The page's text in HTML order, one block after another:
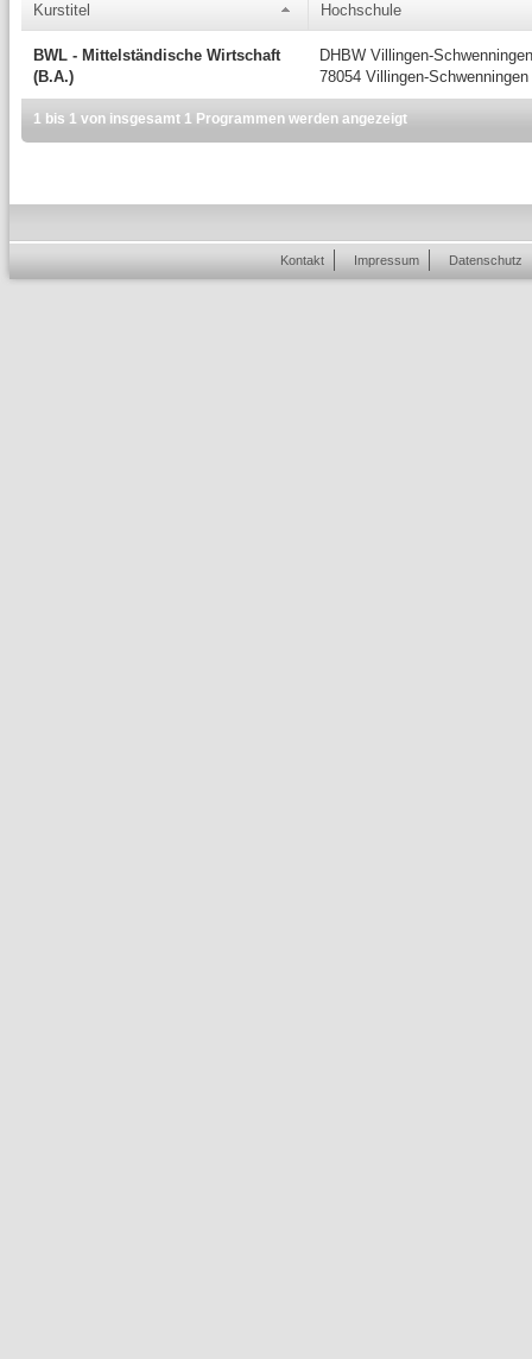
Kurstitel Hochschule
BWL - Mittelständische Wirtschaft
(B.A.)
DHBW Villingen-Schwenningen
78054 Villingen-Schwenningen
1 bis 1 von insgesamt 1 Programmen werden angezeigt
Kontakt Impressum Datenschutz